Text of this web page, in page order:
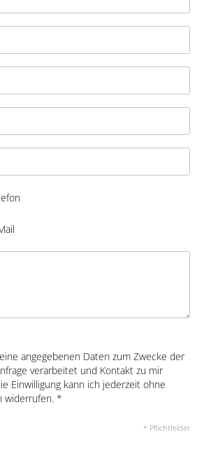
angegebenen Daten zum Zwecke der
verarbeitet und Kontakt zu mir
Einwilligung kann ich jederzeit ohne
widerrufen. *
* Pflichtfelder